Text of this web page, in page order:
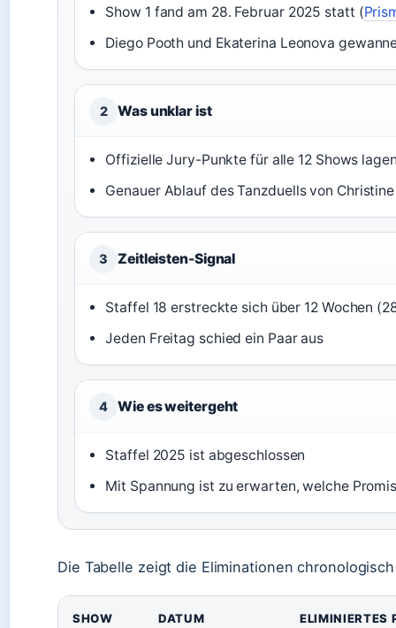
Show 1 fand am 28. Februar 2025 statt (
Diego Pooth und Ekaterina Leonova
2 Was unklar ist
Offizielle Jury-Punkte für alle 12 Shows
Genauer Ablauf des Tanzduells von
3 Zeitleisten-Signal
Staffel 18 erstreckte sich über 12 Wochen
Jeden Freitag schied ein Paar aus
4 Wie es weitergeht
Staffel 2025 ist abgeschlossen
Mit Spannung ist zu erwarten, welche
Die Tabelle zeigt die Eliminationen
SHOW DATUM ELIMINIERTES